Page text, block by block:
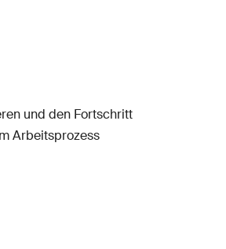
und den Fortschritt
Arbeitsprozess